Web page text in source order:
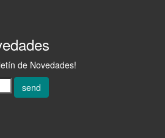
de Novedades!
send